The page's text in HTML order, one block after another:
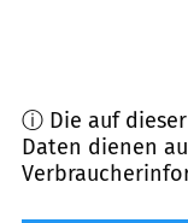
ⓘ Die auf
Daten dienen